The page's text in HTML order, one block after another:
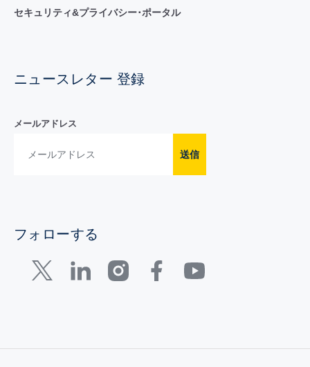
セキュリティ&プライバシー･ポータル
ニュースレター 登録
メールアドレス
送信
フォローする